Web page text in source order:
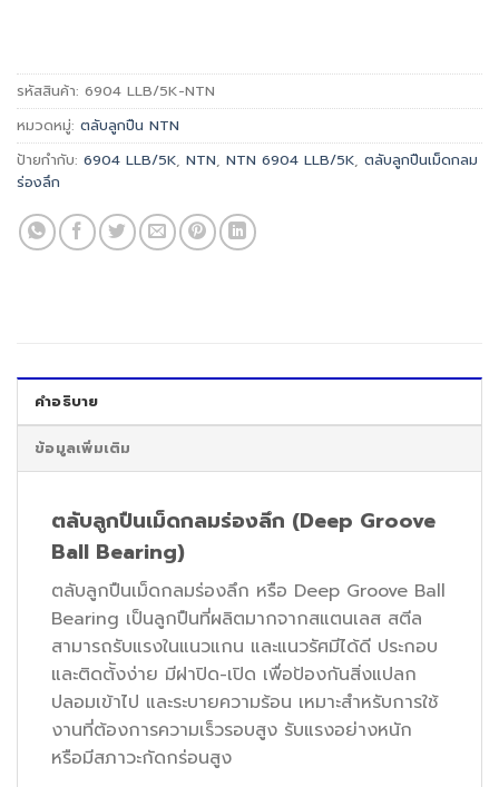
รหัสสินค้า: 6904 LLB/5K-NTN
หมวดหมู่: ตลับลูกปืน NTN
ป้ายกำกับ: 6904 LLB/5K, NTN, NTN 6904 LLB/5K, ตลับลูกปืนเม็ดกลม
ร่องลึก
คำอธิบาย
ข้อมูลเพิ่มเติม
ตลับลูกปืนเม็ดกลมร่องลึก (Deep Groove
Ball Bearing)
ตลับลูกปืนเม็ดกลมร่องลึก หรือ Deep Groove Ball
Bearing เป็นลูกปืนที่ผลิตมากจากสแตนเลส สตีล
สามารถรับแรงในแนวแกน และแนวรัศมีได้ดี ประกอบ
และติดต้ังง่าย มีฝาปิด-เปิด เพื่อป้องกันสิ่งแปลก
ปลอมเข้าไป และระบายความร้อน เหมาะสำหรับการใช้
งานที่ต้องการความเร็วรอบสูง รับแรงอย่างหนัก
หรือมีสภาวะกัดกร่อนสูง